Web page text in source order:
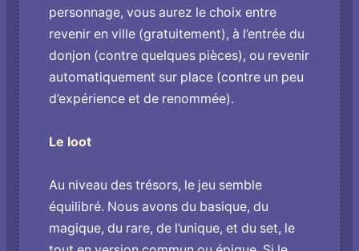
personnage, vous aurez le choix entre
revenir en ville (gratuitement), à l’entrée du
donjon (contre quelques pièces), ou revenir
automatiquement sur place (contre un peu
d’expérience et de renommée).
Le loot
Au niveau des trésors, le jeu semble
équilibré. Nous avons du basique, du
magique, du rare, de l’unique, et du set, le